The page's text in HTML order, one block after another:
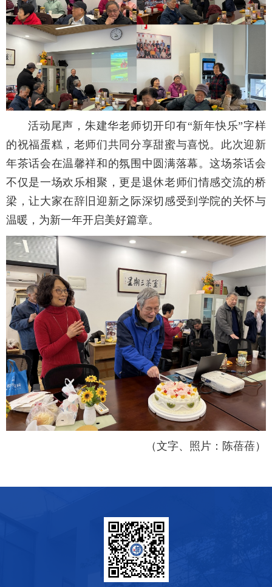
活动尾声，朱建华老师切开印有“新年快乐”字样
的祝福蛋糕，老师们共同分享甜蜜与喜悦。此次迎新
年茶话会在温馨祥和的氛围中圆满落幕。这场茶话会
不仅是一场欢乐相聚，更是退休老师们情感交流的桥
梁，让大家在辞旧迎新之际深切感受到学院的关怀与
温暖，为新一年开启美好篇章。
（文字、照片：陈蓓蓓）